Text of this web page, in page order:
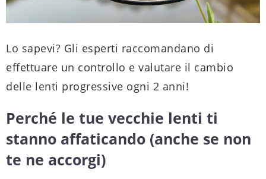
Lo sapevi? Gli esperti raccomandano di
effettuare un controllo e valutare il cambio
delle lenti progressive ogni 2 anni!
Perché le tue vecchie lenti ti
stanno affaticando (anche se non
te ne accorgi)